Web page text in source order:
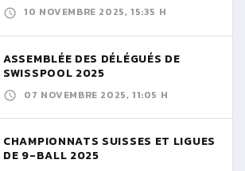
10 NOVEMBRE 2025, 15:35 H
ASSEMBLÉE DES DÉLÉGUÉS DE
SWISSPOOL 2025
07 NOVEMBRE 2025, 11:05 H
CHAMPIONNATS SUISSES ET LIGUES
DE 9-BALL 2025